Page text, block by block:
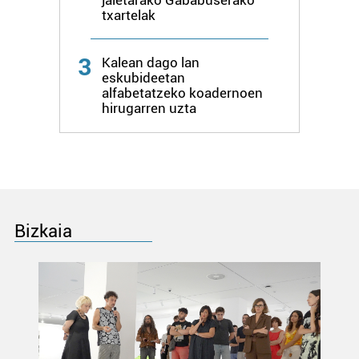
buruzko informazio gehiago eta ezarri zure lehentasunak
Webgune honek cookie propioak eta hirugarrenen cookie-
fitxategiak erabiltzen ditu. Zure esperientzia eta
txartelak
3
Kalean dago lan
eskubideetan
alfabetatzeko koadernoen
hirugarren uzta
Bizkaia